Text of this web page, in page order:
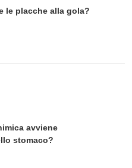
le placche alla gola?
avviene
stomaco?